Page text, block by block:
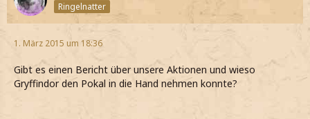
Ringelnatter
1. März 2015 um 18:36
Gibt es einen Bericht über unsere Aktionen und wieso
Gryffindor den Pokal in die Hand nehmen konnte?